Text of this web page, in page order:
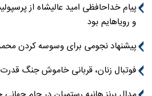
پیام خداحافظی امید عالیشاه از
و رویاهایم بود
پیشنهاد نجومی برای وسوسه کردن
فوتبال زنان، قربانی خاموش جنگ قدرت